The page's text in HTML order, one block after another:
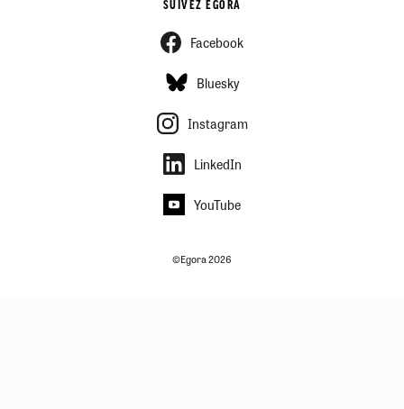
SUIVEZ EGORA
Facebook
Bluesky
Instagram
LinkedIn
YouTube
©Egora 2026